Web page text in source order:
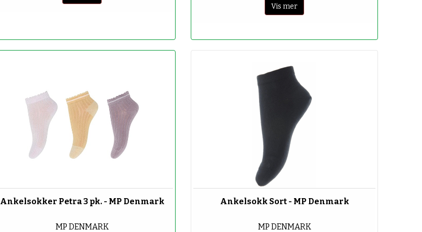
Vis mer
Ankelsokker Petra 3 pk. - MP Denmark
MP DENMARK
Ankelsokk Sort - MP Denmark
MP DENMARK